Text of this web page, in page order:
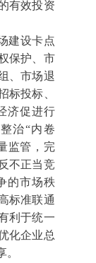
有效投资
建设卡点
保护、市
、市场退
标投标、
济促进行
治“内卷
监管，完
不正当竞
的市场秩
标准联通
利于统一
化企业总